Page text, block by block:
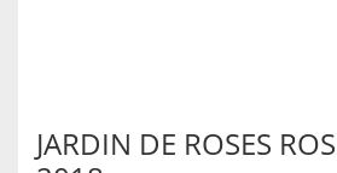
JARDIN DE ROSES